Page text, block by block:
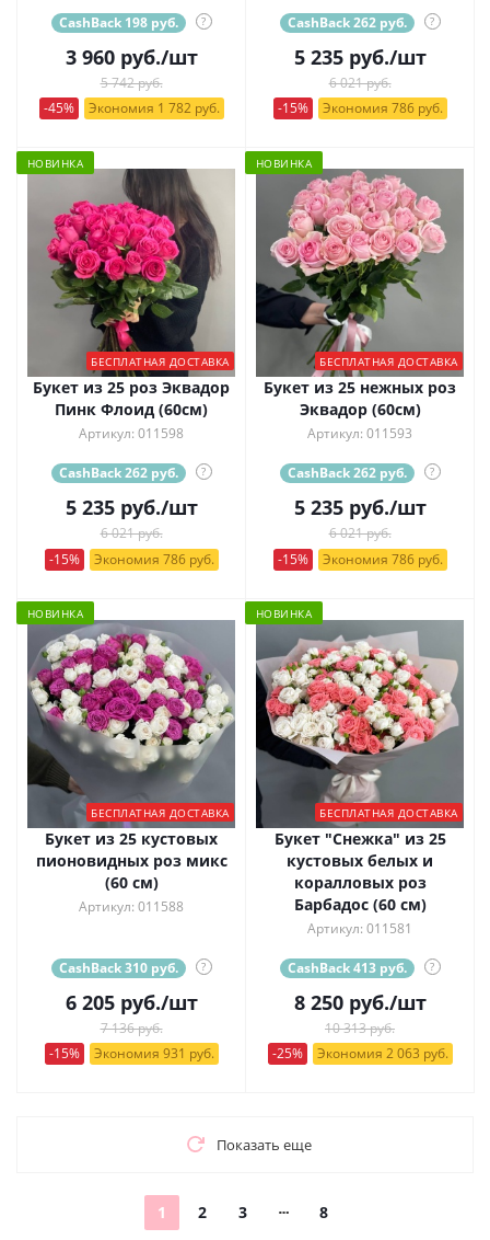
CashBack 198 руб. ?
3 960руб./шт
5 742 руб.
-45%
Экономия 1 782 руб.
CashBack 262 руб. ?
5 235руб./шт
6 021 руб.
-15%
Экономия 786 руб.
НОВИНКА
БЕСПЛАТНАЯ ДОСТАВКА
Букет из 25 роз Эквадор
Пинк Флоид (60см)
Артикул: 011598
CashBack 262 руб. ?
5 235руб./шт
6 021 руб.
-15%
Экономия 786 руб.
НОВИНКА
БЕСПЛАТНАЯ ДОСТАВКА
Букет из 25 нежных роз
Эквадор (60см)
Артикул: 011593
CashBack 262 руб. ?
5 235руб./шт
6 021 руб.
-15%
Экономия 786 руб.
НОВИНКА
БЕСПЛАТНАЯ ДОСТАВКА
Букет из 25 кустовых
пионовидных роз микс
(60 см)
Артикул: 011588
CashBack 310 руб. ?
6 205руб./шт
7 136 руб.
-15%
Экономия 931 руб.
НОВИНКА
БЕСПЛАТНАЯ ДОСТАВКА
Букет "Снежка" из 25
кустовых белых и
коралловых роз
Барбадос (60 см)
Артикул: 011581
CashBack 413 руб. ?
8 250руб./шт
10 313 руб.
-25%
Экономия 2 063 руб.
Показать еще
1 2 3 8